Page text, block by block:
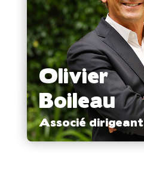
Olivier
Boileau
Associé dirigeant